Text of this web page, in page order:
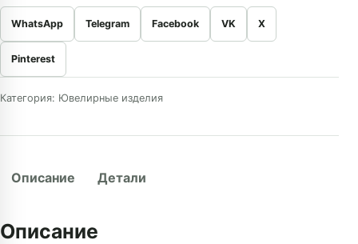
WhatsApp Telegram Facebook VK X
Pinterest
Категория: Ювелирные изделия
Описание Детали
Описание